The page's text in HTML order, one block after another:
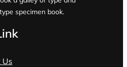
specimen book.